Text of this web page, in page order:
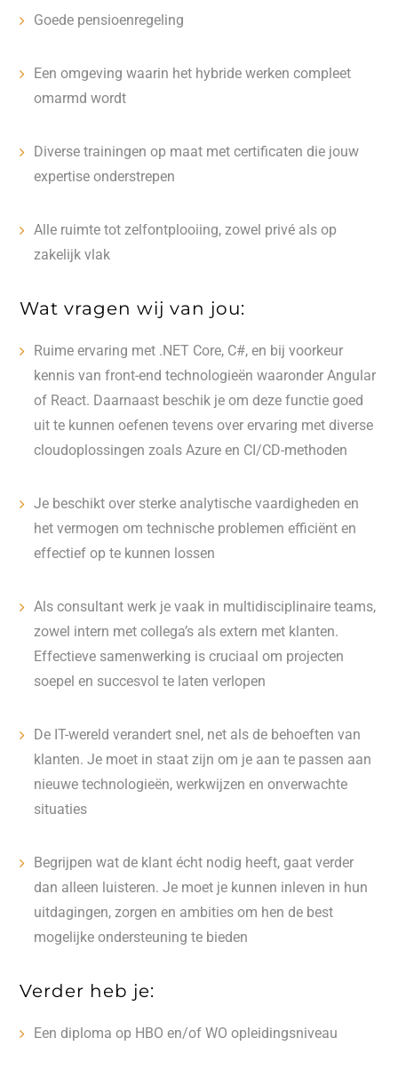
Goede pensioenregeling
Een omgeving waarin het hybride werken compleet
omarmd wordt
Diverse trainingen op maat met certificaten die jouw
expertise onderstrepen
Alle ruimte tot zelfontplooiing, zowel privé als op
zakelijk vlak
Wat vragen wij van jou:
Ruime ervaring met .NET Core, C#, en bij voorkeur
kennis van front-end technologieën waaronder Angular
of React. Daarnaast beschik je om deze functie goed
uit te kunnen oefenen tevens over ervaring met diverse
cloudoplossingen zoals Azure en CI/CD-methoden
Je beschikt over sterke analytische vaardigheden en
het vermogen om technische problemen efficiënt en
effectief op te kunnen lossen
Als consultant werk je vaak in multidisciplinaire teams,
zowel intern met collega’s als extern met klanten.
Effectieve samenwerking is cruciaal om projecten
soepel en succesvol te laten verlopen
De IT-wereld verandert snel, net als de behoeften van
klanten. Je moet in staat zijn om je aan te passen aan
nieuwe technologieën, werkwijzen en onverwachte
situaties
Begrijpen wat de klant écht nodig heeft, gaat verder
dan alleen luisteren. Je moet je kunnen inleven in hun
uitdagingen, zorgen en ambities om hen de best
mogelijke ondersteuning te bieden
Verder heb je:
Een diploma op HBO en/of WO opleidingsniveau